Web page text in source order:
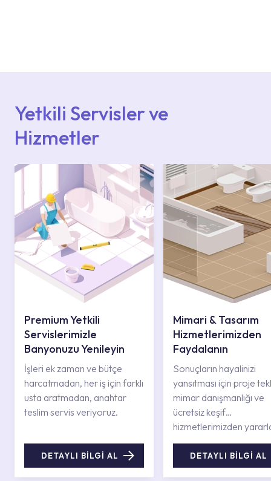
Yetkili Servisler ve
Hizmetler
Premium Yetkili
Servislerimizle
Banyonuzu Yenileyin
İşleri ek zaman ve bütçe
harcatmadan, her iş için farklı
usta aratmadan, anahtar
teslim servis veriyoruz.
DETAYLI BİLGİ AL
Mimari & Tasarım
Hizmetlerimizden
Faydalanın
Sonuçların hayalinizi
yansıtması için proje
mimar danışmanlığı ve
ücretsiz keşif
hizmetlerimizden
DETAYLI BİLGİ AL